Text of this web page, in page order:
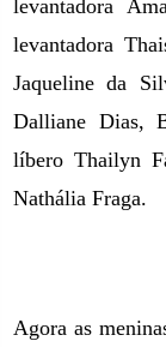
levantadora
levantadora
Jaqueline da
Dalliane Dias,
líbero Thailyn
Nathália Fraga.
Agora as